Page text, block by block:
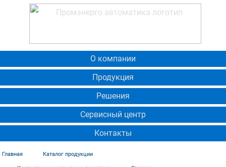
О компании
Продукция
Решения
Сервисный центр
Контакты
Главная Каталог продукции